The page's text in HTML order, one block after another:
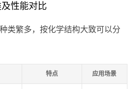
性能对比
类繁多，按化学结构大致可以分
特点 应用场景